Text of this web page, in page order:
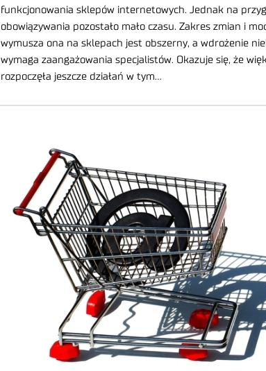
funkcjonowania sklepów internetowych. Jednak na
obowiązywania pozostało mało czasu. Zakres zmian i
wymusza ona na sklepach jest obszerny, a wdrożenie
wymaga zaangażowania specjalistów. Okazuje się, że
rozpoczęła jeszcze działań w tym…